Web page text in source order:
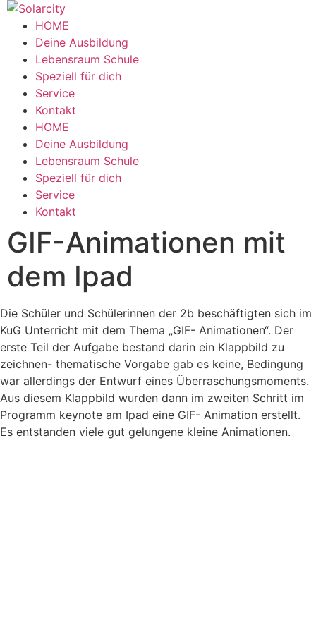
Zum
Inhalt
wechseln
HOME
Deine Ausbildung
Lebensraum Schule
Speziell für dich
Service
Kontakt
Menü HOME
Deine Ausbildung
Lebensraum Schule
Speziell für dich
Service
Kontakt
GIF-Animationen mit
dem Ipad
Die Schüler und Schülerinnen der 2b beschäftigten sich im
KuG Unterricht mit dem Thema „GIF- Animationen“. Der
erste Teil der Aufgabe bestand darin ein Klappbild zu
zeichnen- thematische Vorgabe gab es keine, Bedingung
war allerdings der Entwurf eines Überraschungsmoments.
Aus diesem Klappbild wurden dann im zweiten Schritt im
Programm keynote am Ipad eine GIF- Animation erstellt.
Es entstanden viele gut gelungene kleine Animationen.